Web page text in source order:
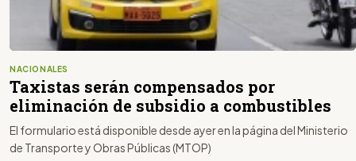
NACIONALES
Taxistas serán compensados por
eliminación de subsidio a combustibles
El formulario está disponible desde ayer en la página del Ministerio
de Transporte y Obras Públicas (MTOP)